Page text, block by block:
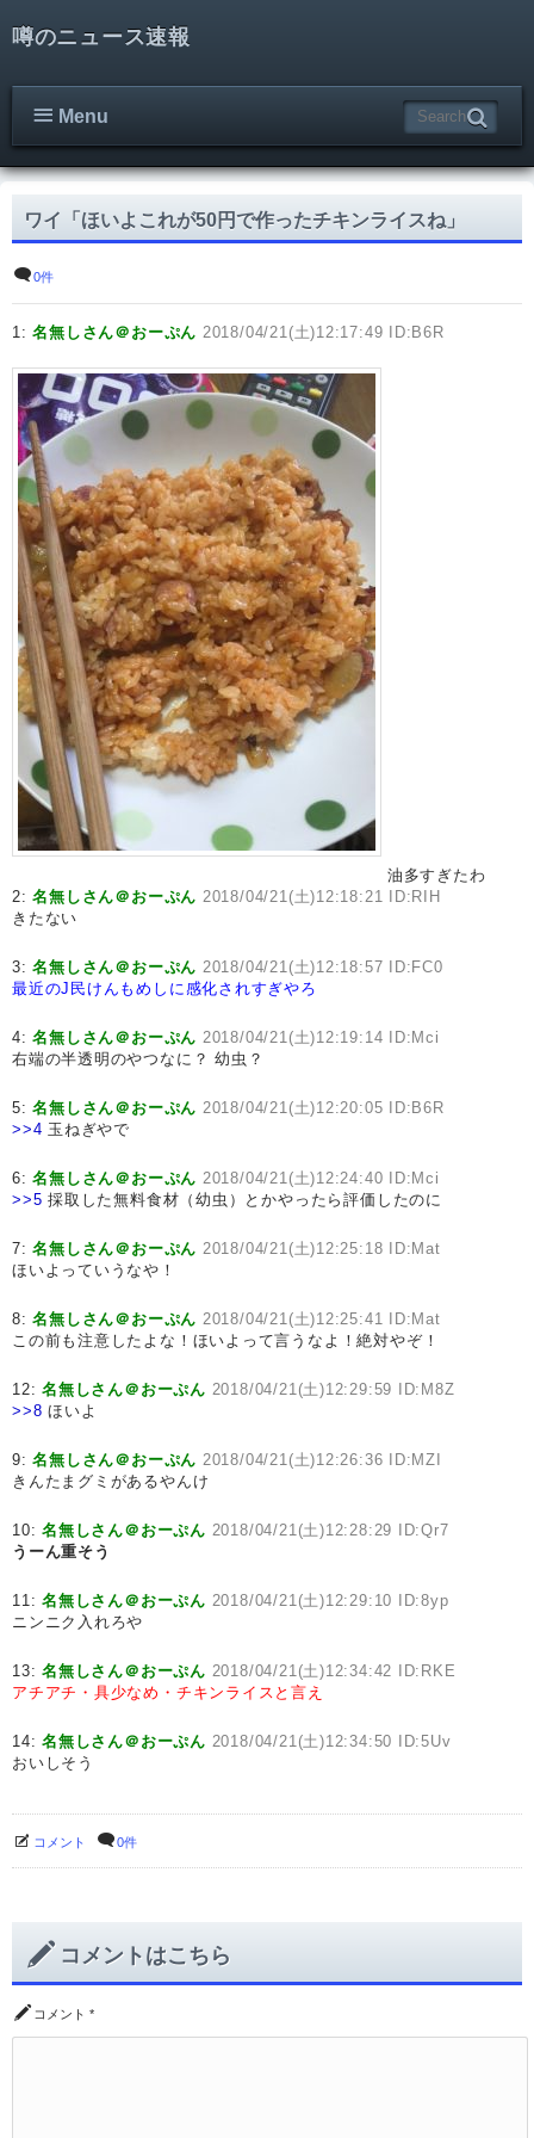
噂のニュース速報
Menu
ワイ「ほいよこれが50円で作ったチキンライスね」
0件
1:名無しさん＠おーぷん 2018/04/21(土)12:17:49 ID:B6R
油多すぎたわ
2:名無しさん＠おーぷん 2018/04/21(土)12:18:21 ID:RIH
きたない
3:名無しさん＠おーぷん 2018/04/21(土)12:18:57 ID:FC0
最近のJ民けんもめしに感化されすぎやろ
4:名無しさん＠おーぷん 2018/04/21(土)12:19:14 ID:Mci
右端の半透明のやつなに？ 幼虫？
5:名無しさん＠おーぷん 2018/04/21(土)12:20:05 ID:B6R
>>4 玉ねぎやで
6:名無しさん＠おーぷん 2018/04/21(土)12:24:40 ID:Mci
>>5 採取した無料食材（幼虫）とかやったら評価したのに
7:名無しさん＠おーぷん 2018/04/21(土)12:25:18 ID:Mat
ほいよっていうなや！
8:名無しさん＠おーぷん 2018/04/21(土)12:25:41 ID:Mat
この前も注意したよな！ほいよって言うなよ！絶対やぞ！
12:名無しさん＠おーぷん 2018/04/21(土)12:29:59 ID:M8Z
>>8 ほいよ
9:名無しさん＠おーぷん 2018/04/21(土)12:26:36 ID:MZI
きんたまグミがあるやんけ
10:名無しさん＠おーぷん 2018/04/21(土)12:28:29 ID:Qr7
うーん重そう
11:名無しさん＠おーぷん 2018/04/21(土)12:29:10 ID:8yp
ニンニク入れろや
13:名無しさん＠おーぷん 2018/04/21(土)12:34:42 ID:RKE
アチアチ・具少なめ・チキンライスと言え
14:名無しさん＠おーぷん 2018/04/21(土)12:34:50 ID:5Uv
おいしそう
コメント 0件
コメントはこちら
コメント *